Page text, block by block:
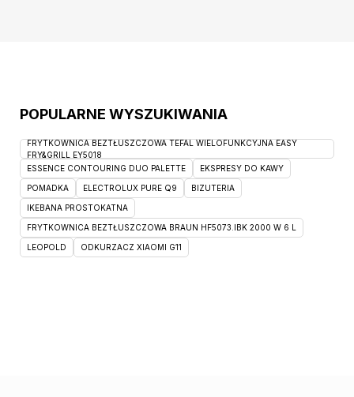
POPULARNE WYSZUKIWANIA
FRYTKOWNICA BEZTŁUSZCZOWA TEFAL WIELOFUNKCYJNA EASY
FRY&GRILL EY5018
ESSENCE CONTOURING DUO PALETTE
EKSPRESY DO KAWY
POMADKA ELECTROLUX PURE Q9 BIZUTERIA
IKEBANA PROSTOKATNA
FRYTKOWNICA BEZTŁUSZCZOWA BRAUN HF5073.IBK 2000 W 6 L
LEOPOLD ODKURZACZ XIAOMI G11